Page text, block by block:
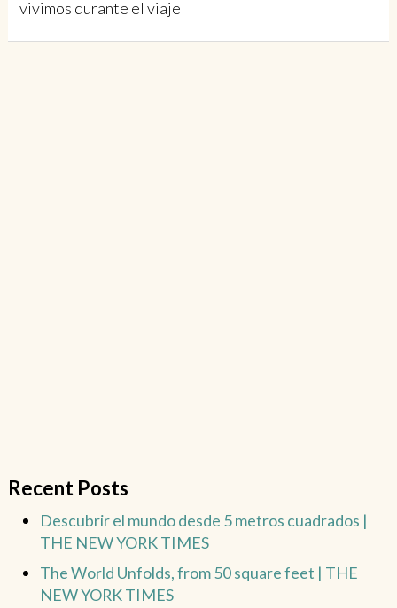
vivimos durante el viaje
Recent Posts
Descubrir el mundo desde 5 metros cuadrados |
THE NEW YORK TIMES
The World Unfolds, from 50 square feet | THE
NEW YORK TIMES